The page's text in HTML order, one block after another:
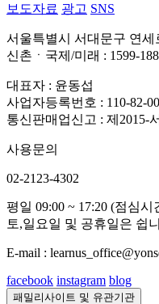
보도자료 광고 SNS
서울특별시 서대문구 연세
신촌ㆍ국제/미래 : 1599-
대표자 : 윤동섭
사업자등록번호 : 110-82-
통신판매업신고 : 제2015-
사용문의
02-2123-4302
평일 09:00 ~ 17:20 (점심시
토,일요일 및 공휴일은 쉽
E-mail :
facebook instagram blog
패밀리사이트 및 유관기관